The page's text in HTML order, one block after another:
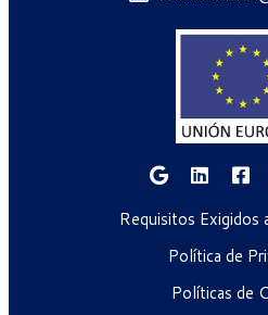
Requisitos Exigidos
Política de
Políticas de